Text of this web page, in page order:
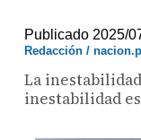
Publicado 2025/
Redacción /
La
inestabilidad